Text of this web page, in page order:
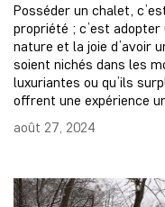
Posséder un chalet,
propriété ; c’est
nature et la joie d’avoir
soient nichés dans les
luxuriantes ou qu’ils
offrent une expérience
août 27, 2024